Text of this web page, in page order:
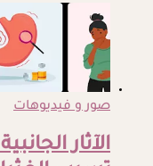
صور و فيديوهات
الآثار